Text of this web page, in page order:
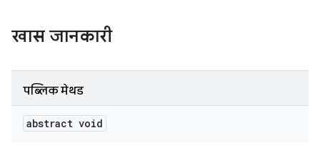
खास जानकारी
पब्लिक मेथड
abstract void